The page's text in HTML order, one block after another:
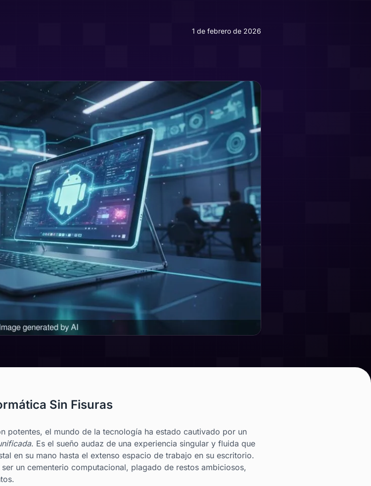
1 de febrero de 2026
Sin Fisuras
potentes, el mundo de la tecnología ha estado cautivado por un
. Es el sueño audaz de una experiencia singular y fluida que
en su mano hasta el extenso espacio de trabajo en su escritorio.
un cementerio computacional, plagado de restos ambiciosos,